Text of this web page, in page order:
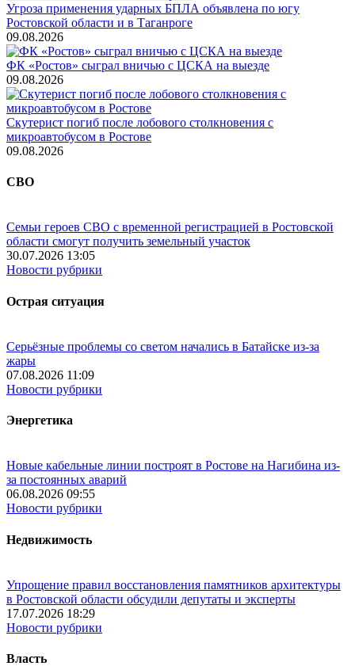
Угроза применения ударных БПЛА объявлена по югу
Ростовской области и в Таганроге
09.08.2026
ФК «Ростов» сыграл вничью с ЦСКА на выезде
09.08.2026
Скутерист погиб после лобового столкновения с
микроавтобусом в Ростове
09.08.2026
СВО
Семьи героев СВО с временной регистрацией в Ростовской
области смогут получить земельный участок
30.07.2026 13:05
Новости рубрики
Острая ситуация
Серьёзные проблемы со светом начались в Батайске из-за
жары
07.08.2026 11:09
Новости рубрики
Энергетика
Новые кабельные линии построят в Ростове на Нагибина из-
за постоянных аварий
06.08.2026 09:55
Новости рубрики
Недвижимость
Упрощение правил восстановления памятников архитектуры
в Ростовской области обсудили депутаты и эксперты
17.07.2026 18:29
Новости рубрики
Власть